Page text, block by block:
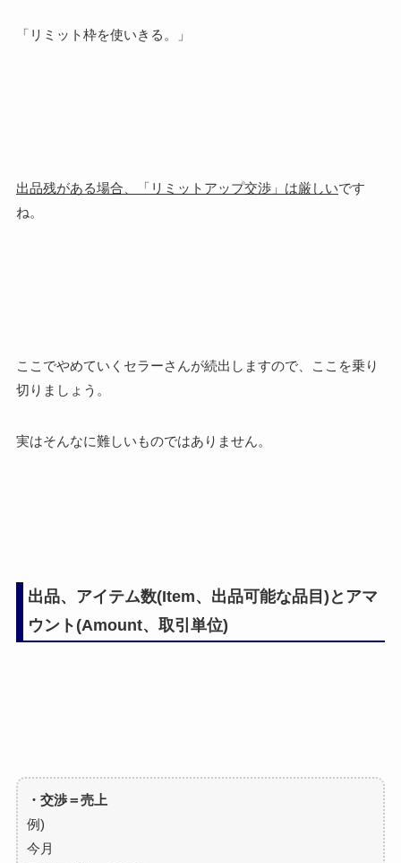
「リミット枠を使いきる。」
出品残がある場合、「リミットアップ交渉」は厳しいです
ね。
ここでやめていくセラーさんが続出しますので、ここを乗り
切りましょう。
実はそんなに難しいものではありません。
出品、アイテム数(Item、出品可能な品目)とアマ
ウント(Amount、取引単位)
・交渉＝売上
例)
今月